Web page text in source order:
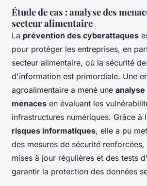
Étude de cas : analyse des
secteur alimentaire
La prévention des cyberattaques
pour protéger les entreprises, en
secteur alimentaire, où la sécurité
d'information est primordiale. Une
agroalimentaire a mené une
menaces en évaluant les
infrastructures numériques. Grâce à
risques informatiques, elle a pu
des mesures de sécurité
mises à jour régulières et des tests
garantir la protection des données